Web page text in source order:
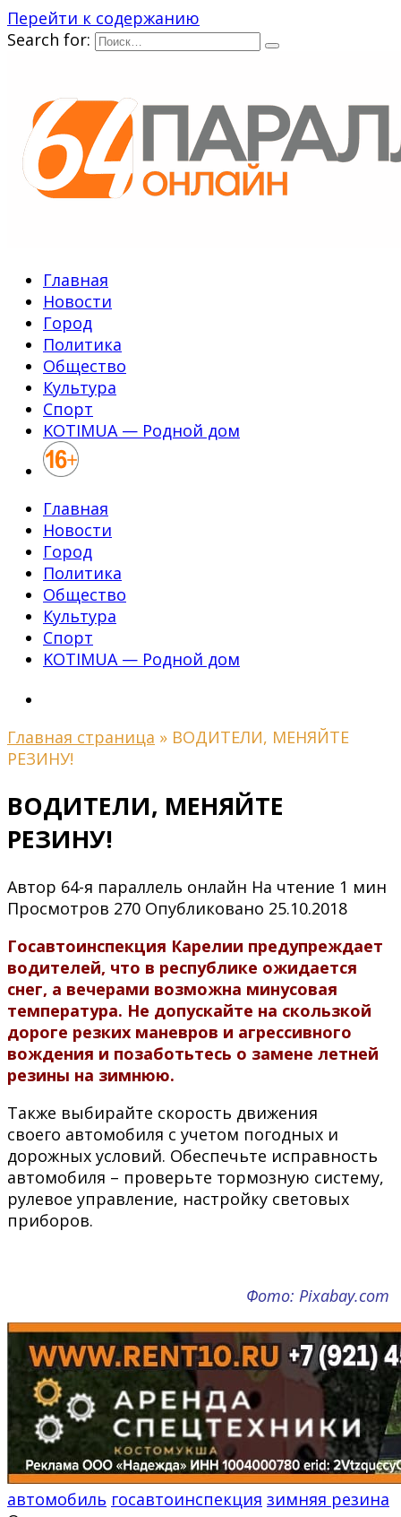
Перейти к содержанию
Search for:
Главная
Новости
Город
Политика
Общество
Культура
Спорт
KOTIMUA — Родной дом
Главная
Новости
Город
Политика
Общество
Культура
Спорт
KOTIMUA — Родной дом
Главная страница » ВОДИТЕЛИ, МЕНЯЙТЕ
РЕЗИНУ!
ВОДИТЕЛИ, МЕНЯЙТЕ
РЕЗИНУ!
Автор 64-я параллель онлайн На чтение 1 мин
Просмотров 270 Опубликовано 25.10.2018
Госавтоинспекция Карелии предупреждает
водителей, что в республике ожидается
снег, а вечерами возможна минусовая
температура. Не допускайте на скользкой
дороге резких маневров и агрессивного
вождения и позаботьтесь о замене летней
резины на зимнюю.
Также выбирайте скорость движения
своего автомобиля с учетом погодных и
дорожных условий. Обеспечьте исправность
автомобиля – проверьте тормозную систему,
рулевое управление, настройку световых
приборов.
Фото: Pixabay.com
автомобиль госавтоинспекция зимняя резина